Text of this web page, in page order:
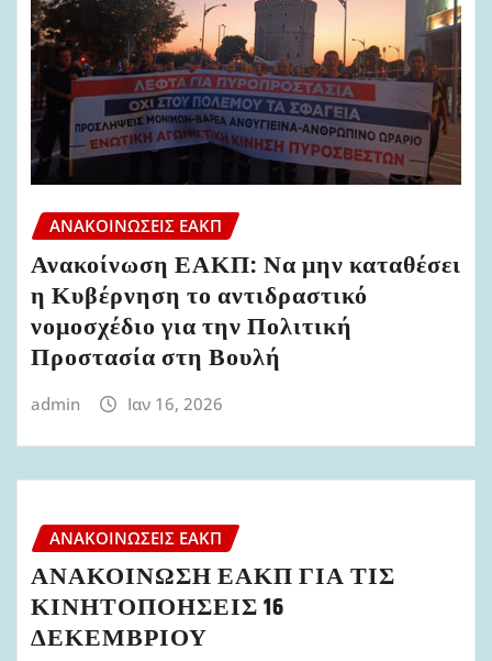
ΑΝΑΚΟΙΝΏΣΕΙΣ ΕΑΚΠ
Ανακοίνωση ΕΑΚΠ: Να μην καταθέσει
η Κυβέρνηση το αντιδραστικό
νομοσχέδιο για την Πολιτική
Προστασία στη Βουλή
admin Ιαν 16, 2026
ΑΝΑΚΟΙΝΏΣΕΙΣ ΕΑΚΠ
ΑΝΑΚΟΙΝΩΣΗ ΕΑΚΠ ΓΙΑ ΤΙΣ
ΚΙΝΗΤΟΠΟΗΣΕΙΣ 16
ΔΕΚΕΜΒΡΙΟΥ